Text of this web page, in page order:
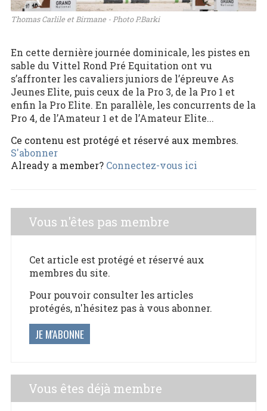
Thomas Carlile et Birmane - Photo P.Barki
En cette dernière journée dominicale, les pistes en
sable du Vittel Rond Pré Equitation ont vu
s’affronter les cavaliers juniors de l’épreuve As
Jeunes Elite, puis ceux de la Pro 3, de la Pro 1 et
enfin la Pro Elite. En parallèle, les concurrents de la
Pro 4, de l’Amateur 1 et de l’Amateur Elite...
Ce contenu est protégé et réservé aux membres.
S'abonner
Already a member? Connectez-vous ici
Vous n'êtes pas membre
Cet article est protégé et réservé aux
membres du site.
Pour pouvoir consulter les articles
protégés, n'hésitez pas à vous abonner.
JE M'ABONNE
Vous êtes déjà membre